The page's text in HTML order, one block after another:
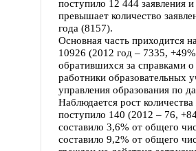
поступило 12 444 заявления
превышает количество
года (8157).
Основная часть приходится
10926 (2012 год – 7335,
обратившихся за справками
работники образовательных
управления образования по
Наблюдается рост
поступило 140 (2012 – 76,
составило 3,6% от общего
составило 9,2% от общего